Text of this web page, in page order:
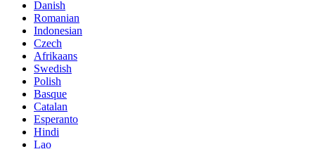
Danish
Romanian
Indonesian
Czech
Afrikaans
Swedish
Polish
Basque
Catalan
Esperanto
Hindi
Lao